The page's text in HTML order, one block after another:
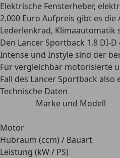
Elektrische Fensterheber,
2.000 Euro Aufpreis gibt es
Lederlenkrad, Klimaautomatik
Den Lancer Sportback 1.8 DI-
Intense und Instyle sind der
Für vergleichbar motorisierte
Fall des Lancer Sportback
Technische Daten
Marke und Modell
Motor
Hubraum (ccm) / Bauart
Leistung (kW / PS)